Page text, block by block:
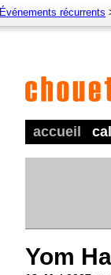
accueil
Événements récurrents
Yom